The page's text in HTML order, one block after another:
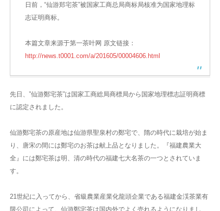
日前，“仙游郑宅茶”被国家工商总局商标局核准为国家地理标
志证明商标。
本篇文章来源于第一茶叶网 原文链接：
http://news.t0001.com/a/201605/00004606.html
先日、”仙游鄭宅茶”は国家工商総局商標局から国家地理標志証明商標
に認定されました。
仙游鄭宅茶の原産地は仙游県聖泉村の鄭宅で、隋の時代に栽培が始ま
り、唐宋の間には鄭宅のお茶は献上品となりました。『福建農業大
全』には鄭宅茶は明、清の時代の福建七大名茶の一つとされていま
す。
21世紀に入ってから、省級農業産業化龍頭企業である福建金渓茶業有
限公司によって、仙游鄭宅茶は国内外でよく売れるようになりまし